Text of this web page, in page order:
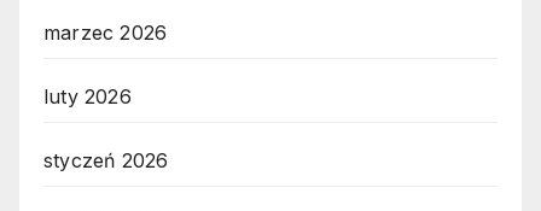
marzec 2026
luty 2026
styczeń 2026